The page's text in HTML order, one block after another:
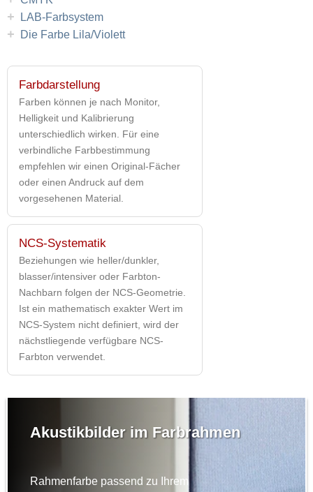
+ LAB-Farbsystem
+ Die Farbe Lila/Violett
Farbdarstellung
Farben können je nach Monitor,
Helligkeit und Kalibrierung
unterschiedlich wirken. Für eine
verbindliche Farbbestimmung
empfehlen wir einen Original-Fächer
oder einen Andruck auf dem
vorgesehenen Material.
NCS-Systematik
Beziehungen wie heller/dunkler,
blasser/intensiver oder Farbton-
Nachbarn folgen der NCS-Geometrie.
Ist ein mathematisch exakter Wert im
NCS-System nicht definiert, wird der
nächstliegende verfügbare NCS-
Farbton verwendet.
Akustikbilder im Farbrahmen
Rahmenfarbe passend zu Ihrem